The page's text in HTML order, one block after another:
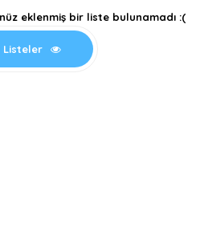
eklenmiş bir liste bulunamadı :(
Listeler